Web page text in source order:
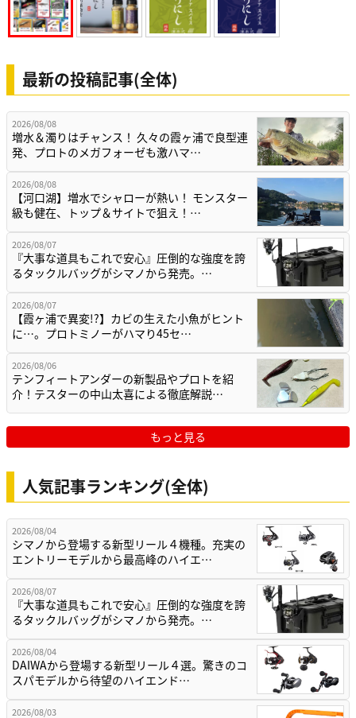
最新の投稿記事(全体)
2026/08/08
増水＆濁りはチャンス！ 久々の霞ヶ浦で良型連
発、プロトのメガフォーゼも激ハマ…
2026/08/08
【河口湖】増水でシャローが熱い！ モンスター
級も健在、トップ＆サイトで狙え！…
2026/08/07
『大事な道具もこれで安心』圧倒的な強度を誇
るタックルバッグがシマノから発売。…
2026/08/07
【霞ヶ浦で異変!?】カビの生えた小魚がヒント
に…。プロトミノーがハマり45セ…
2026/08/06
テンフィートアンダーの新製品やプロトを紹
介！テスターの中山太喜による徹底解説…
もっと見る
人気記事ランキング(全体)
2026/08/04
シマノから登場する新型リール４機種。充実の
エントリーモデルから最高峰のハイエ…
2026/08/07
『大事な道具もこれで安心』圧倒的な強度を誇
るタックルバッグがシマノから発売。…
2026/08/04
DAIWAから登場する新型リール４選。驚きのコ
スパモデルから待望のハイエンド…
2026/08/03